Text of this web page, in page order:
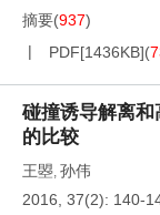
摘要(937)
PDF[1436KB](
碰撞诱导解离
的比较
王曌, 孙伟
2016, 37(2): 140-